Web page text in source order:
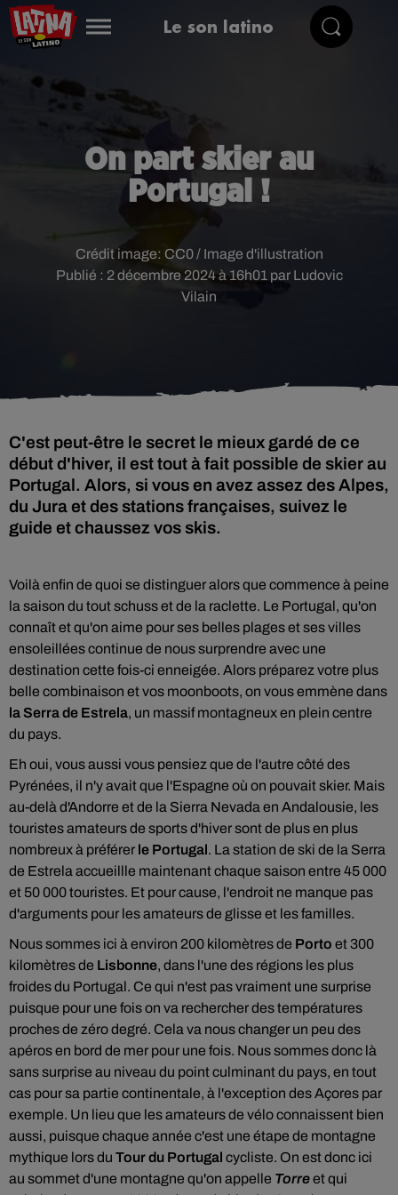
Le son latino
On part skier au
Portugal !
Publié : 2 décembre 2024 à 16h01 par Ludovic
Vilain
Crédit image: CC0 / Image d'illustration
C'est peut-être le secret le mieux gardé de ce
début d'hiver, il est tout à fait possible de skier au
Portugal. Alors, si vous en avez assez des Alpes,
du Jura et des stations françaises, suivez le
guide et chaussez vos skis.
Voilà enfin de quoi se distinguer alors que commence à peine
la saison du tout schuss et de la raclette. Le Portugal, qu'on
connaît et qu'on aime pour ses belles plages et ses villes
ensoleillées continue de nous surprendre avec une
destination cette fois-ci enneigée. Alors préparez votre plus
belle combinaison et vos moonboots, on vous emmène dans
la Serra de Estrela, un massif montagneux en plein centre
du pays.
Eh oui, vous aussi vous pensiez que de l'autre côté des
Pyrénées, il n'y avait que l'Espagne où on pouvait skier. Mais
au-delà d'Andorre et de la Sierra Nevada en Andalousie, les
touristes amateurs de sports d'hiver sont de plus en plus
nombreux à préférer le Portugal. La station de ski de la Serra
de Estrela accueillle maintenant chaque saison entre 45 000
et 50 000 touristes. Et pour cause, l'endroit ne manque pas
d'arguments pour les amateurs de glisse et les familles.
Nous sommes ici à environ 200 kilomètres de Porto et 300
kilomètres de Lisbonne, dans l'une des régions les plus
froides du Portugal. Ce qui n'est pas vraiment une surprise
puisque pour une fois on va rechercher des températures
proches de zéro degré. Cela va nous changer un peu des
apéros en bord de mer pour une fois. Nous sommes donc là
sans surprise au niveau du point culminant du pays, en tout
cas pour sa partie continentale, à l'exception des Açores par
exemple. Un lieu que les amateurs de vélo connaissent bien
aussi, puisque chaque année c'est une étape de montagne
mythique lors du Tour du Portugal cycliste. On est donc ici
au sommet d'une montagne qu'on appelle Torreet qui